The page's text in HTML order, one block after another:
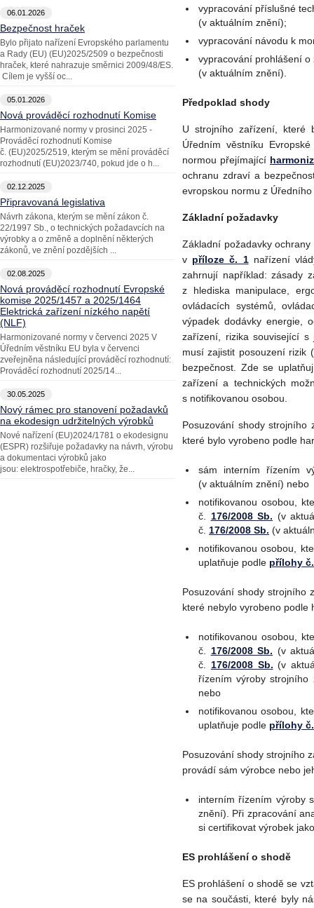
06.01.2026
Bezpečnost hraček
Bylo přijato nařízení Evropského parlamentu
a Rady (EU) (EU)2025/2509 o bezpečnosti
hraček, které nahrazuje směrnici 2009/48/ES.
Cílem je vyšší oc...
05.01.2026
Nová prováděcí rozhodnutí Komise
Harmonizované normy v prosinci 2025 -
Prováděcí rozhodnutí Komise
č. (EU)2025/2519, kterým se mění prováděcí
rozhodnutí (EU)2023/740, pokud jde o h...
02.12.2025
Připravovaná legislativa
Návrh zákona, kterým se mění zákon č.
22/1997 Sb., o technických požadavcích na
výrobky a o změně a doplnění některých
zákonů, ve znění pozdějších ...
02.08.2025
Nová prováděcí rozhodnutí Evropské
komise 2025/1457 a 2025/1464
Elektrická zařízení nízkého napětí
(NLF)
Harmonizované normy v červenci 2025 V
Úředním věstníku EU byla v červenci
zveřejněna následující prováděcí rozhodnutí:
Prováděcí rozhodnutí 2025/14...
30.05.2025
Nový rámec pro stanovení požadavků
na ekodesign udržitelných výrobků
Nové nařízení (EU)2024/1781 o ekodesignu
(ESPR) rozšiřuje požadavky na návrh, výrobu
a dokumentaci výrobků jako
jsou: elektrospotřebiče, hračky, že...
vypracování příslušné
(v aktuálním znění);
vypracování návodu k
vypracování prohlášení
(v aktuálním znění).
Předpoklad shody
U strojního zařízení,
Úředním věstníku
normou přejímající
ochranu zdraví a
evropskou normu z
Základní požadavky
Základní požadavky
v příloze č. 1nařízení
zahrnují například: zásady
z hlediska manipulace,
ovládacích systémů,
výpadek dodávky energie,
zařízení, rizika související s
musí zajistit posouzení rizik
bezpečnost. Zde se
zařízení a technických
s notifikovanou osobou.
Posuzování shody
které bylo vyrobeno podle
sám interním řízením
(v aktuálním znění) nebo
notifikovanou osobou,
č. 176/2008 Sb. (v
č. 176/2008 Sb. (v
notifikovanou osobou,
uplatňuje podle přílohy
Posuzování shody strojního
které nebylo vyrobeno podle
notifikovanou osobou,
č. 176/2008 Sb. (v
č. 176/2008 Sb. (v
řízením výroby
nebo
notifikovanou osobou,
uplatňuje podle přílohy
Posuzování shody strojního
provádí sám výrobce nebo
interním řízením výroby
znění). Při zpracování
si certifikovat výrobek
ES prohlášení o shodě
ES prohlášení o shodě se
se na součásti, které byly